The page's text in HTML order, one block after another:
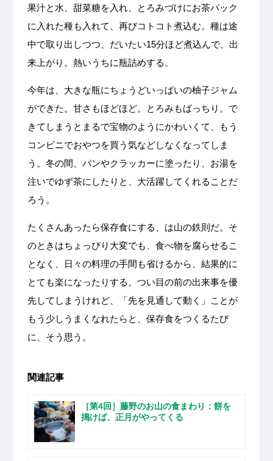
果汁と水、甜菜糖を入れ、とろみづけにお茶パック
に入れた種も入れて、再びコトコト煮込む。種は途
中で取り出しつつ、だいたい15分ほど煮込んで、出
来上がり。熱いうちに瓶詰めする。
今年は、大きな瓶にちょうどいっぱいの柚子ジャム
ができた。甘さもほどほど。とろみもばっちり。で
きてしまうとまるで宝物のようにかわいくて、もう
コンビニでおやつを買う気などしなくなってしま
う。冬の間、パンやクラッカーに塗ったり、お湯を
注いでゆず茶にしたりと、大活躍してくれることだ
ろう。
たくさんあったら保存食にする、は山の鉄則だ。そ
のときはちょっぴり大変でも、食べ物を腐らせるこ
となく、日々の料理の手間も省けるから、結果的に
とても楽になったりする。つい目の前の出来事を優
先してしまうけれど、「先を見通して動く」ことが
もう少しうまくなれたらと、保存食をつくるたび
に、そう思う。
関連記事
［第4回］藤野のお山の食まわり：餅を
搗けば、正月がやってくる